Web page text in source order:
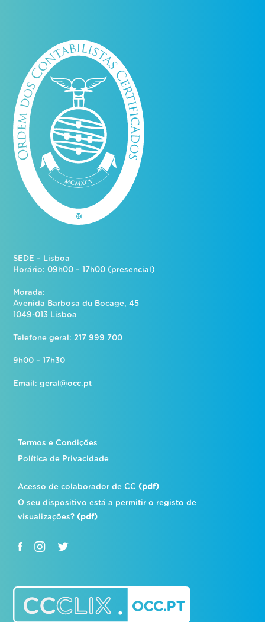
SEDE – Lisboa
Horário: 09h00 – 17h00 (presencial)
Morada:
Avenida Barbosa du Bocage, 45
1049-013 Lisboa
Telefone geral: 217 999 700
9h00 – 17h30
Email:geral@occ.pt
Termos e Condições
Política de Privacidade
Acesso de colaborador de CC(pdf)
O seu dispositivo está a permitir o registo de
visualizações?(pdf)